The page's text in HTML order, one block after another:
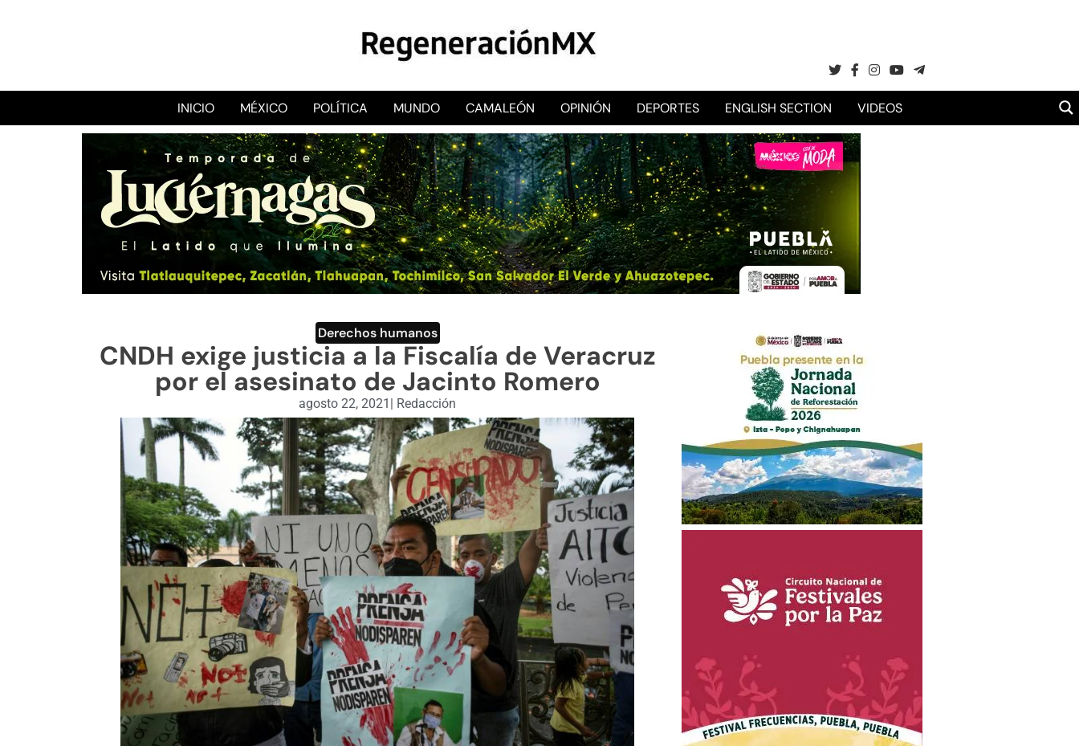
RegeneraciónMX
Sitio de noticias libre e independiente
INICIO MÉXICO POLÍTICA MUNDO CAMALEÓN OPINIÓN DEPORTES ENGLISH SECTION VIDEOS
Derechos humanos
CNDH exige justicia a la Fiscalía de Veracruz
por el asesinato de Jacinto Romero
agosto 22, 2021 Redacción